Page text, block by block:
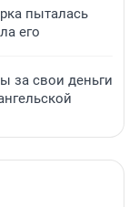
пыталась
его
за свои деньги